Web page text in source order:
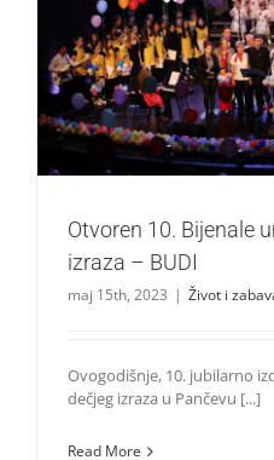
Otvoren 10. Bijenale
Život i
Otvoren 10. Bijenale
izraza – BUDI
maj 15th, 2023 | Život i
Ovogodišnje, 10. jubilarno
dečjeg izraza u Pančevu [...]
Read More